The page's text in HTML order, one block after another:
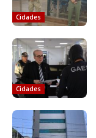
Cidades
Cidades